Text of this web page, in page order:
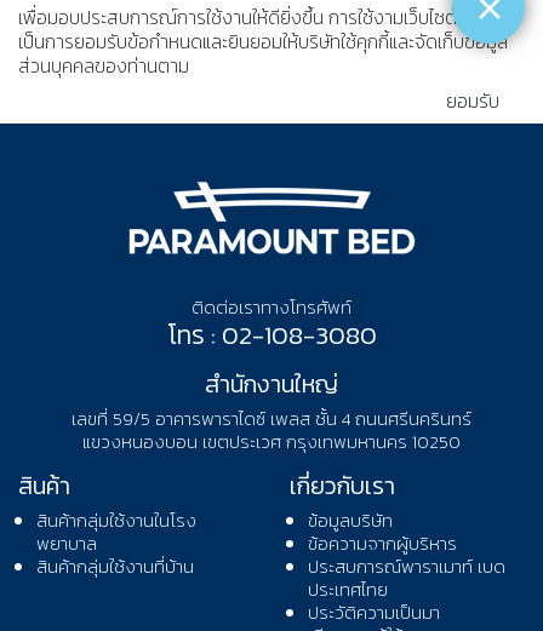
เพื่อมอบประสบการณ์การใช้งานให้ดียิ่งขึ้น การใช้งามเว็บไซต์นี้
เป็นการยอมรับข้อกำหนดและยินยอมให้บริษัทใช้คุกกี้และจัดเก็บข้อมูล
ส่วนบุคคลของท่านตาม
ยอมรับ
ติดต่อเราทางโทรศัพท์
โทร : 02-108-3080
สำนักงานใหญ่
เลขที่ 59/5 อาคารพาราไดซ์ เพลส ชั้น 4 ถนนศรีนครินทร์
แขวงหนองบอน เขตประเวศ กรุงเทพมหานคร 10250
สินค้า
สินค้ากลุ่มใช้งานในโรง
พยาบาล
สินค้ากลุ่มใช้งานที่บ้าน
เกี่ยวกับเรา
ข้อมูลบริษัท
ข้อความจากผู้บริหาร
ประสบการณ์พาราเมาท์ เบด
ประเทศไทย
ประวัติความเป็นมา